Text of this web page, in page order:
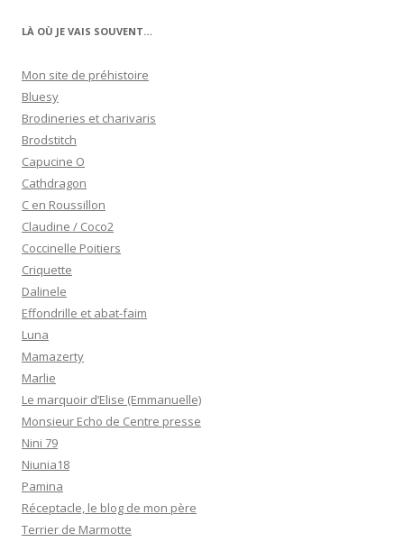
LÀ OÙ JE VAIS SOUVENT…
Mon site de préhistoire
Bluesy
Brodineries et charivaris
Brodstitch
Capucine O
Cathdragon
C en Roussillon
Claudine / Coco2
Coccinelle Poitiers
Criquette
Dalinele
Effondrille et abat-faim
Luna
Mamazerty
Marlie
Le marquoir d’Elise (Emmanuelle)
Monsieur Echo de Centre presse
Nini 79
Niunia18
Pamina
Réceptacle, le blog de mon père
Terrier de Marmotte